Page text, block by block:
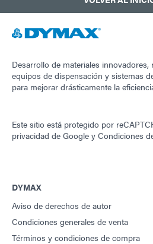
Desarrollo de materiales
equipos de dispensación y sistemas
para mejorar drásticamente la
Este sitio está protegido por
privacidad de Google y Condiciones
DYMAX
Aviso de derechos de autor
Condiciones generales de venta
Términos y condiciones de compra